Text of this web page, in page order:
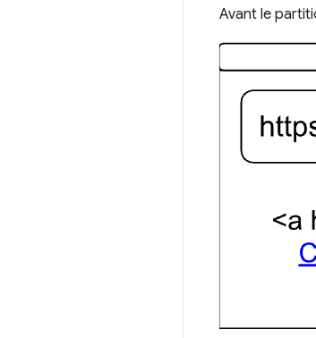
Avant le